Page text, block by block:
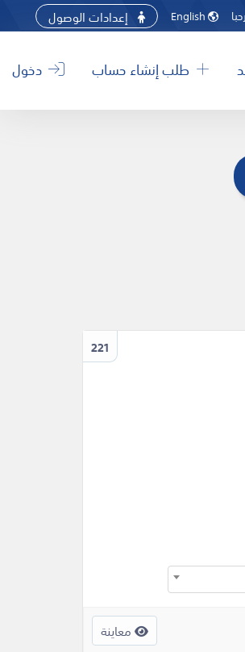
إعدادات الوصول
طلب إنشاء حساب دخول
221
معاينة